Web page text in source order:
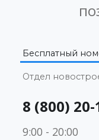
Бесплатный
Отдел
8 (800)
9:00 - 20:00